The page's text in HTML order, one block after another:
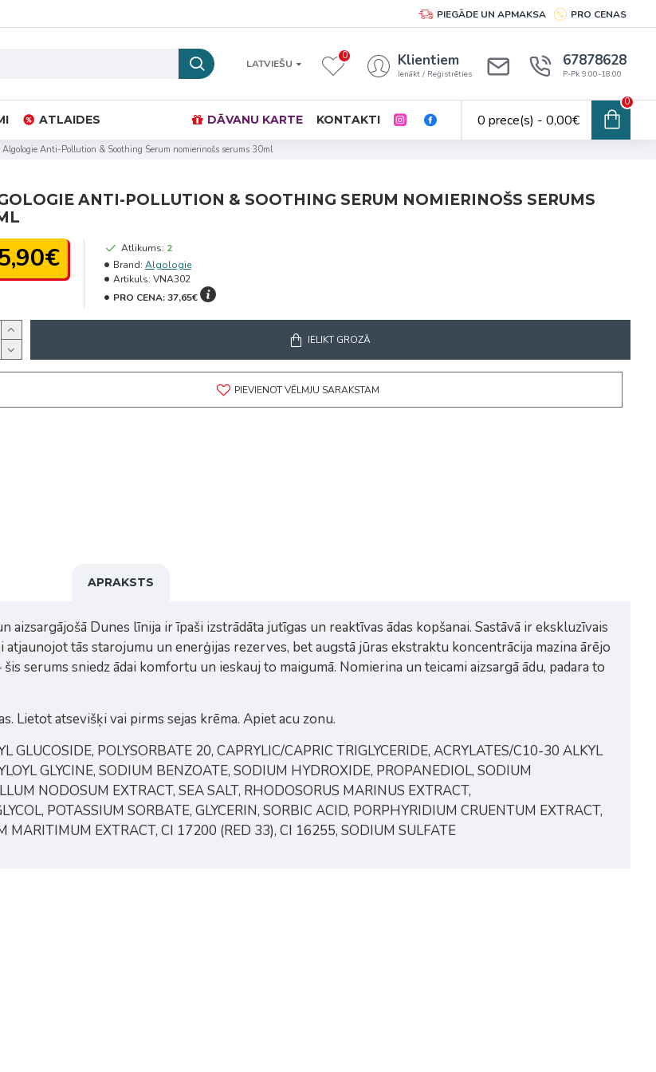
PIEGĀDE UN APMAKSA PRO CENAS
LATVIEŠU
0 Klientiem
Ienākt / Reģistrēties
67878628
P-Pk 9:00-18:00
ATLAIDES DĀVANU KARTE KONTAKTI 0 prece(s) - 0,00€
0
Algologie Anti-Pollution & Soothing Serum nomierinošs serums 30ml
ANTI-POLLUTION & SOOTHING SERUM NOMIERINOŠS SERUMS
Atlikums: 2
Brand: Algologie
Artikuls: VNA302
PRO CENA:37,65€
IELIKT GROZĀ
PIEVIENOT VĒLMJU SARAKSTAM
APRAKSTS
Dunes līnija ir īpaši izstrādāta jutīgas un reaktīvas ādas kopšanai. Sastāvā ir ekskluzīvais
tās starojumu un enerģijas rezerves, bet augstā jūras ekstraktu koncentrācija mazina ārējo
serums sniedz ādai komfortu un ieskauj to maigumā. Nomierina un teicami aizsargā ādu, padara to
Lietot atsevišķi vai pirms sejas krēma. Apiet acu zonu.
GLUCOSIDE, POLYSORBATE 20, CAPRYLIC/CAPRIC TRIGLYCERIDE, ACRYLATES/C10-30 ALKYL
GLYCINE, SODIUM BENZOATE, SODIUM HYDROXIDE, PROPANEDIOL, SODIUM
NODOSUM EXTRACT, SEA SALT, RHODOSORUS MARINUS EXTRACT,
POTASSIUM SORBATE, GLYCERIN, SORBIC ACID, PORPHYRIDIUM CRUENTUM EXTRACT,
EXTRACT, CI 17200 (RED 33), CI 16255, SODIUM SULFATE